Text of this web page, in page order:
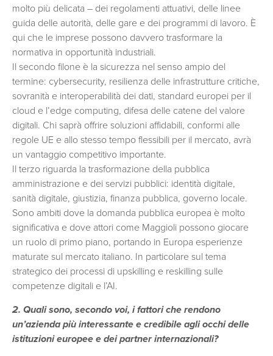
molto più delicata – dei regolamenti attuativi, delle linee
guida delle autorità, delle gare e dei programmi di lavoro. È
qui che le imprese possono davvero trasformare la
normativa in opportunità industriali.
Il secondo filone è la sicurezza nel senso ampio del
termine: cybersecurity, resilienza delle infrastrutture critiche,
sovranità e interoperabilità dei dati, standard europei per il
cloud e l’edge computing, difesa delle catene del valore
digitali. Chi saprà offrire soluzioni affidabili, conformi alle
regole UE e allo stesso tempo flessibili per il mercato, avrà
un vantaggio competitivo importante.
Il terzo riguarda la trasformazione della pubblica
amministrazione e dei servizi pubblici: identità digitale,
sanità digitale, giustizia, finanza pubblica, governo locale.
Sono ambiti dove la domanda pubblica europea è molto
significativa e dove attori come Maggioli possono giocare
un ruolo di primo piano, portando in Europa esperienze
maturate sul mercato italiano. In particolare sul tema
strategico dei processi di upskilling e reskilling sulle
competenze digitali e l’AI.
2. Quali sono, secondo voi, i fattori che rendono
un’azienda più interessante e credibile agli occhi delle
istituzioni europee e dei partner internazionali?